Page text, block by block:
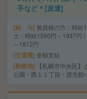
手など＊[派遣]
給 与 無資格の方：時給
士：時給1550円～1937円
～1812円
交通費 全額支給
勤務地
【札幌市中央区
公園・西１１丁目・資生館